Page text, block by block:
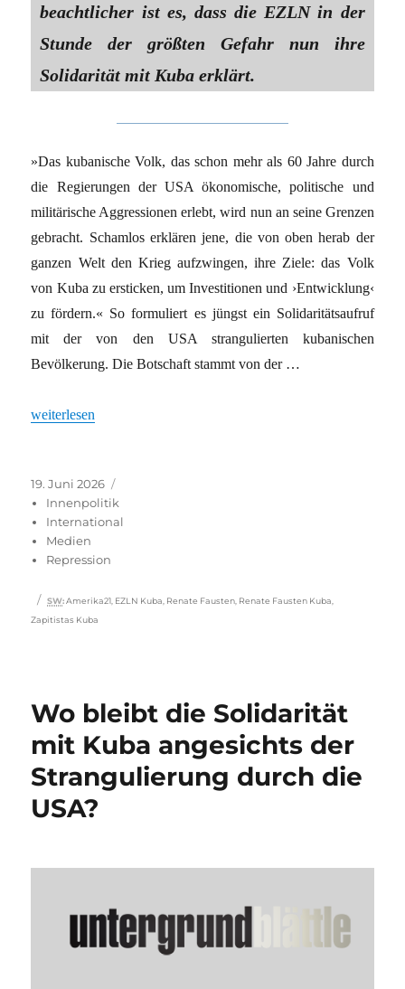
beachtlicher ist es, dass die EZLN in der
Stunde der größten Gefahr nun ihre
Solidarität mit Kuba erklärt.
»Das kubanische Volk, das schon mehr als 60 Jahre durch
die Regierungen der USA ökonomische, politische und
militärische Aggressionen erlebt, wird nun an seine Grenzen
gebracht. Schamlos erklären jene, die von oben herab der
ganzen Welt den Krieg aufzwingen, ihre Ziele: das Volk
von Kuba zu ersticken, um Investitionen und ›Entwicklung‹
zu fördern.« So formuliert es jüngst ein Solidaritätsaufruf
mit der von den USA strangulierten kubanischen
Bevölkerung. Die Botschaft stammt von der …
„Verschwiegene Botschaft“
weiterlesen
Veröffentlicht
am
19. Juni 2026
Innenpolitik
International
Medien
Repression
Schlagwörter
SW: Amerika21 EZLN Kuba Renate Fausten Renate Fausten Kuba
Zapitistas Kuba
Wo bleibt die Solidarität
mit Kuba angesichts der
Strangulierung durch die
USA?